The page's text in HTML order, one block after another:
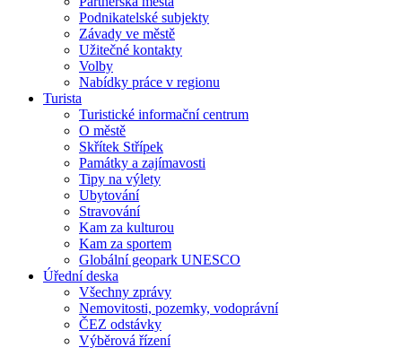
Podnikatelské subjekty
Závady ve městě
Užitečné kontakty
Volby
Nabídky práce v regionu
Turista
Turistické informační centrum
O městě
Skřítek Střípek
Památky a zajímavosti
Tipy na výlety
Ubytování
Stravování
Kam za kulturou
Kam za sportem
Globální geopark UNESCO
Úřední deska
Všechny zprávy
Nemovitosti, pozemky, vodoprávní
ČEZ odstávky
Výběrová řízení